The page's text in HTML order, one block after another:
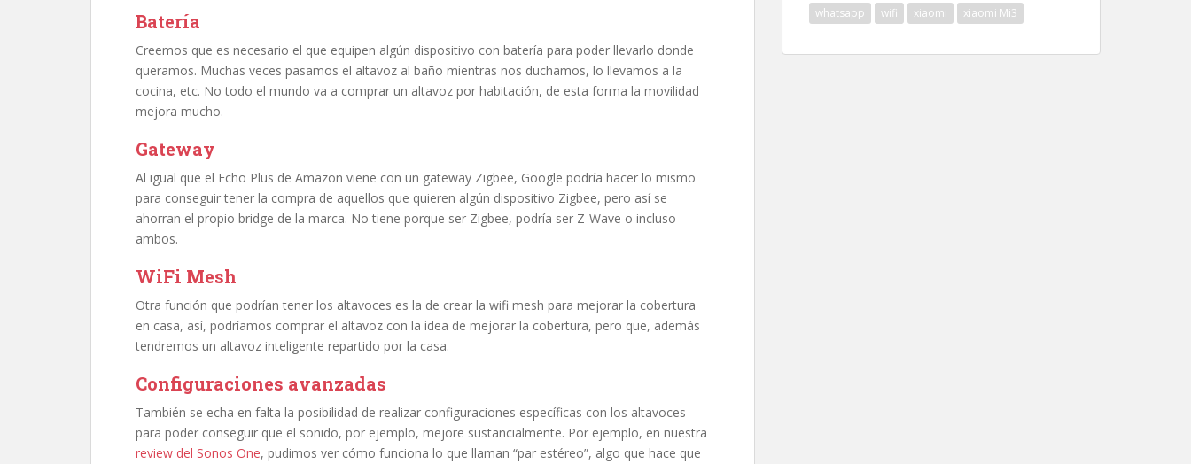
Batería
Creemos que es necesario el que equipen algún dispositivo con batería para poder llevarlo donde
queramos. Muchas veces pasamos el altavoz al baño mientras nos duchamos, lo llevamos a la
cocina, etc. No todo el mundo va a comprar un altavoz por habitación, de esta forma la movilidad
mejora mucho.
Gateway
Al igual que el Echo Plus de Amazon viene con un gateway Zigbee, Google podría hacer lo mismo
para conseguir tener la compra de aquellos que quieren algún dispositivo Zigbee, pero así se
ahorran el propio bridge de la marca. No tiene porque ser Zigbee, podría ser Z-Wave o incluso
ambos.
WiFi Mesh
Otra función que podrían tener los altavoces es la de crear la wifi mesh para mejorar la cobertura
en casa, así, podríamos comprar el altavoz con la idea de mejorar la cobertura, pero que, además
tendremos un altavoz inteligente repartido por la casa.
Configuraciones avanzadas
También se echa en falta la posibilidad de realizar configuraciones específicas con los altavoces
para poder conseguir que el sonido, por ejemplo, mejore sustancialmente. Por ejemplo, en nuestra
review del Sonos One, pudimos ver cómo funciona lo que llaman “par estéreo”, algo que hace que
whatsapp
wifi xiaomi xiaomi Mi3